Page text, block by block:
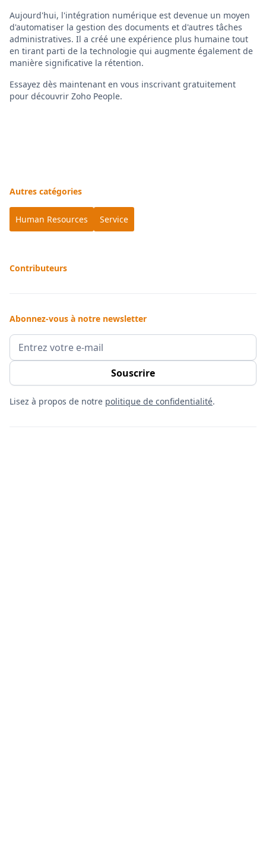
Aujourd'hui, l'intégration numérique est devenue un moyen
d'automatiser la gestion des documents et d'autres tâches
administratives. Il a créé une expérience plus humaine tout
en tirant parti de la technologie qui augmente également de
manière significative la rétention.
Essayez dès maintenant en vous inscrivant gratuitement
pour découvrir Zoho People.
Autres catégories
Human Resources Service
Contributeurs
Abonnez-vous à notre newsletter
Lisez à propos de notre politique de confidentialité.